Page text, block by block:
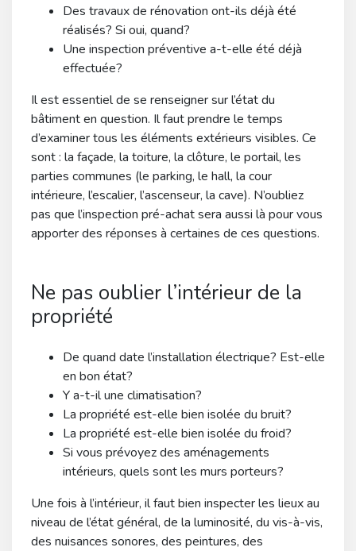
Des travaux de rénovation ont-ils déjà été
réalisés? Si oui, quand?
Une inspection préventive a-t-elle été déjà
effectuée?
Il est essentiel de se renseigner sur l’état du
bâtiment en question. Il faut prendre le temps
d’examiner tous les éléments extérieurs visibles. Ce
sont : la façade, la toiture, la clôture, le portail, les
parties communes (le parking, le hall, la cour
intérieure, l’escalier, l’ascenseur, la cave). N’oubliez
pas que l’inspection pré-achat sera aussi là pour vous
apporter des réponses à certaines de ces questions.
Ne pas oublier l’intérieur de la
propriété
De quand date l’installation électrique? Est-elle
en bon état?
Y a-t-il une climatisation?
La propriété est-elle bien isolée du bruit?
La propriété est-elle bien isolée du froid?
Si vous prévoyez des aménagements
intérieurs, quels sont les murs porteurs?
Une fois à l’intérieur, il faut bien inspecter les lieux au
niveau de l’état général, de la luminosité, du vis-à-vis,
des nuisances sonores, des peintures, des